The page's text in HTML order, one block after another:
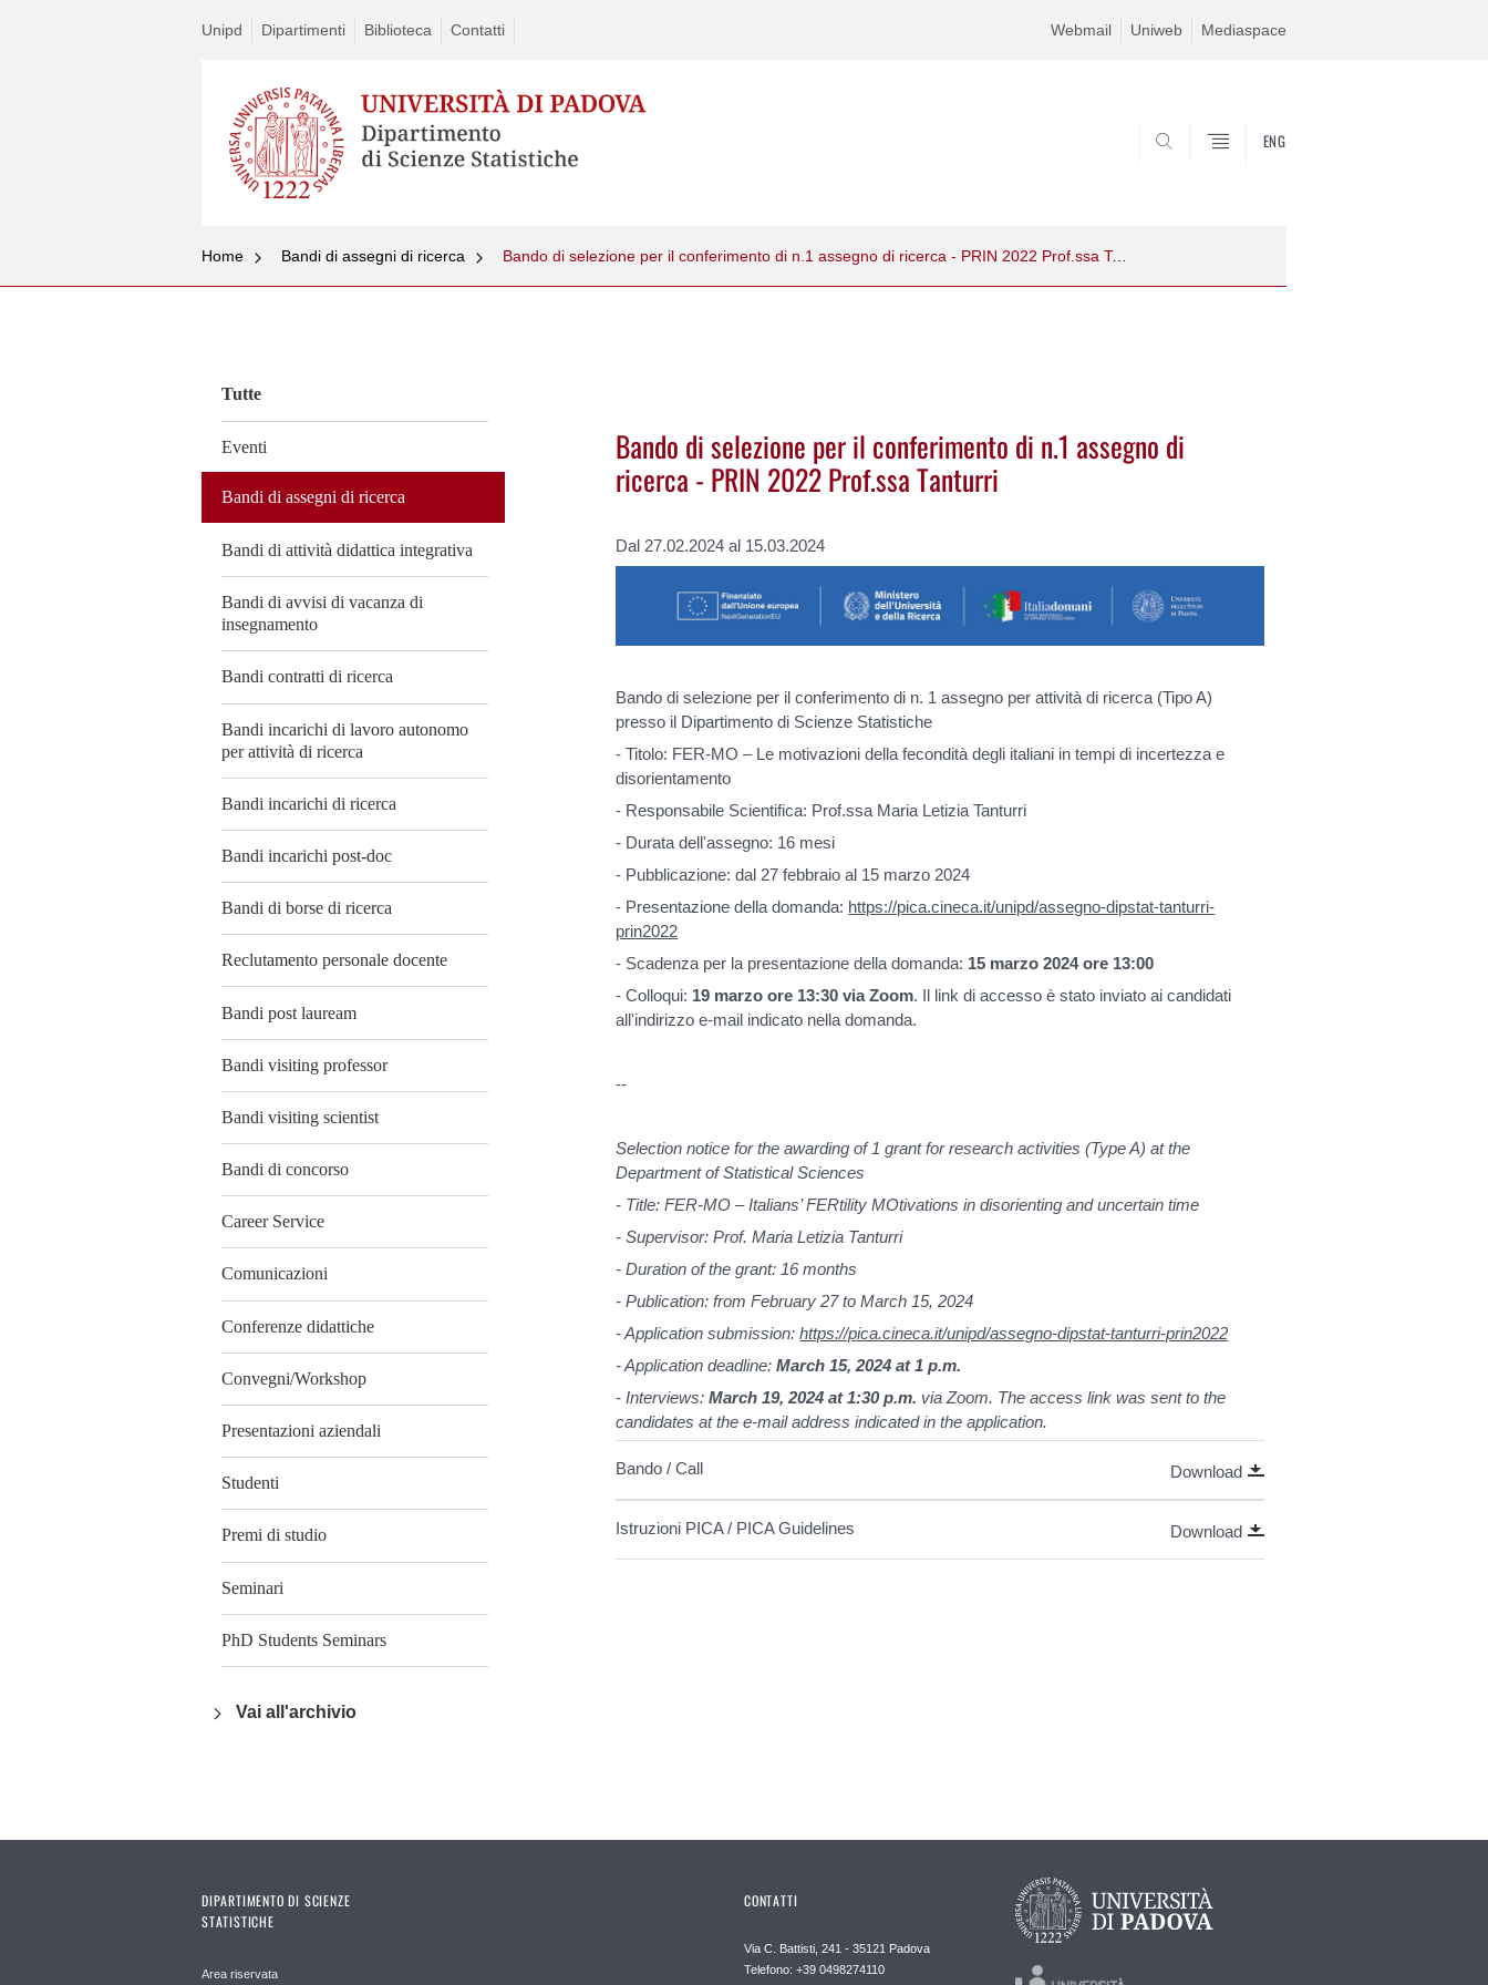
Unipd Dipartimenti Biblioteca Contatti Webmail Uniweb Mediaspace
ENG
Home Bandi di assegni di ricerca Bando di selezione per il conferimento di n.1 assegno di ricerca - PRIN 2022 Prof.ssa Tanturri
Tutte
Eventi
Bandi di assegni di ricerca
Bandi di attività didattica integrativa
Bandi di avvisi di vacanza di
insegnamento
Bandi contratti di ricerca
Bandi incarichi di lavoro autonomo
per attività di ricerca
Bandi incarichi di ricerca
Bandi incarichi post-doc
Bandi di borse di ricerca
Reclutamento personale docente
Bandi post lauream
Bandi visiting professor
Bandi visiting scientist
Bandi di concorso
Career Service
Comunicazioni
Conferenze didattiche
Convegni/Workshop
Presentazioni aziendali
Studenti
Premi di studio
Seminari
PhD Students Seminars
Vai all'archivio
Bando di selezione per il conferimento di n.1 assegno di
ricerca - PRIN 2022 Prof.ssa Tanturri
Dal 27.02.2024 al 15.03.2024
Bando di selezione per il conferimento di n. 1 assegno per attività di ricerca (Tipo A)
presso il Dipartimento di Scienze Statistiche
- Titolo: FER-MO – Le motivazioni della fecondità degli italiani in tempi di incertezza e
disorientamento
- Responsabile Scientifica: Prof.ssa Maria Letizia Tanturri
- Durata dell'assegno: 16 mesi
- Pubblicazione: dal 27 febbraio al 15 marzo 2024
- Presentazione della domanda: https://pica.cineca.it/unipd/assegno-dipstat-tanturri-
prin2022
- Scadenza per la presentazione della domanda: 15 marzo 2024 ore 13:00
- Colloqui: 19 marzo ore 13:30 via Zoom. Il link di accesso è stato inviato ai candidati
all'indirizzo e-mail indicato nella domanda.
--
Selection notice for the awarding of 1 grant for research activities (Type A) at the
Department of Statistical Sciences
- Title:FER-MO – Italians’ FERtility MOtivations in disorienting and uncertain time
- Supervisor: Prof.Maria Letizia Tanturri
- Duration of the grant: 16 months
- Publication: from February 27 to March 15, 2024
- Application submission:https://pica.cineca.it/unipd/assegno-dipstat-tanturri-prin2022
- Application deadline:March 15, 2024 at 1 p.m.
- Interviews:March 19, 2024 at 1:30 p.m. via Zoom. The access link was sent to the
candidates at the e-mail address indicated in the application.
Bando / Call Download
Istruzioni PICA / PICA Guidelines Download
DIPARTIMENTO DI SCIENZE
STATISTICHE
Area riservata
CONTATTI
Via C. Battisti, 241 - 35121 Padova
Telefono: +39 0498274110